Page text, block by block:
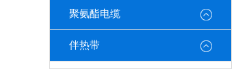
聚氨酯电缆
伴热带